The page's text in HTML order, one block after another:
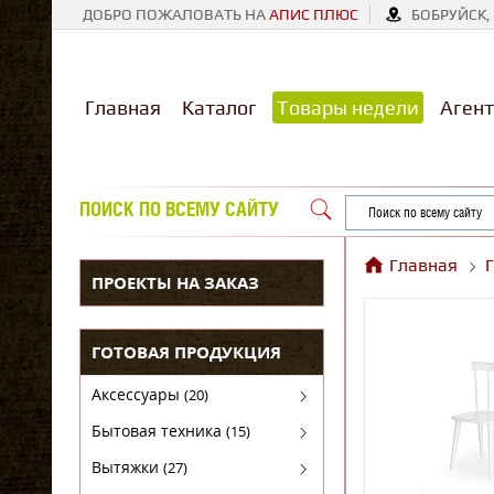
ДОБРО ПОЖАЛОВАТЬ НААПИС ПЛЮС
Главная Каталог Товары недели
ПОИСК ПО ВСЕМУ САЙТУ
ПРОЕКТЫ НА ЗАКАЗ
ГОТОВАЯ ПРОДУКЦИЯ
Аксессуары (20)
Аксессуары для бытовой техники
Бытовая техника (15)
Духовые шкафы
Вытяжки (27)
Главная